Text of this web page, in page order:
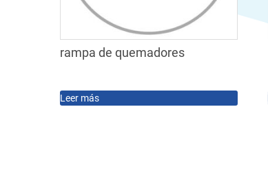
rampa de quemadores
Leer más